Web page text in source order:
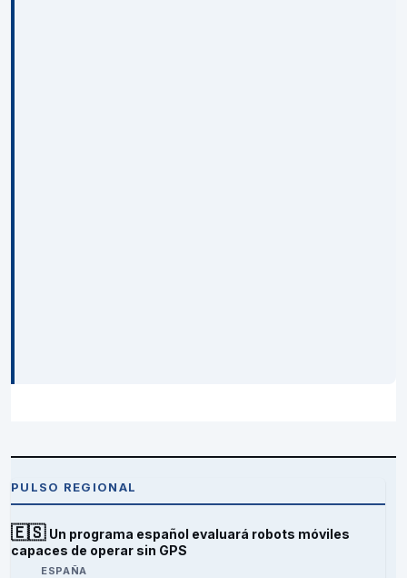
PULSO REGIONAL
🇪🇸 Un programa español evaluará robots móviles
capaces de operar sin GPS
ESPAÑA